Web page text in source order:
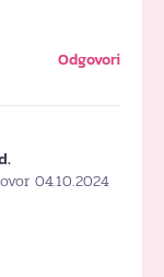
Odgovori
04.10.2024